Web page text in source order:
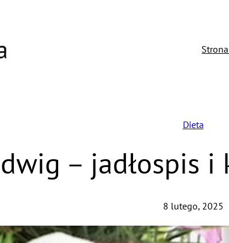
Dieta
– jadłospis
8 lutego, 2025